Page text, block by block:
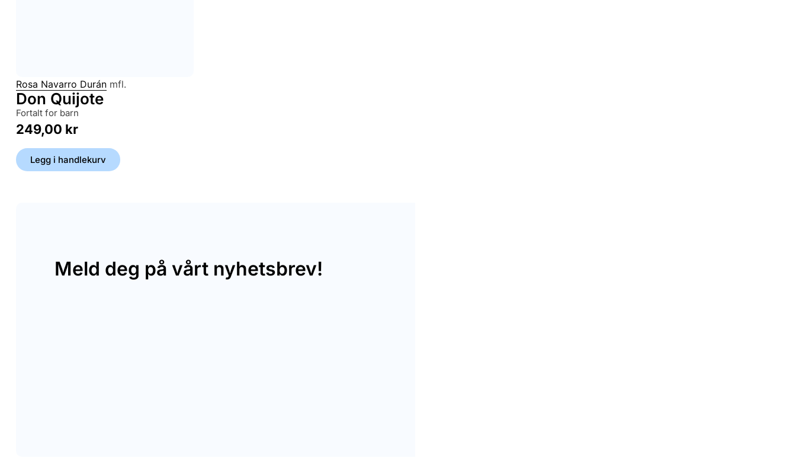
Rosa Navarro Durán mfl.
Don Quijote
fortalt for barn
249,00 kr
Legg i handlekurv
Meld deg på vårt nyhetsbrev!